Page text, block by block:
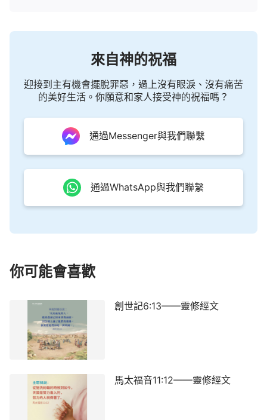
來自神的祝福
迎接到主有機會擺脫罪惡，過上沒有眼淚、沒有痛苦
的美好生活。你願意和家人接受神的祝福嗎？
通過Messenger與我們聯繫
通過WhatsApp與我們聯繫
你可能會喜歡
創世記6:13——靈修經文
馬太福音11:12——靈修經文